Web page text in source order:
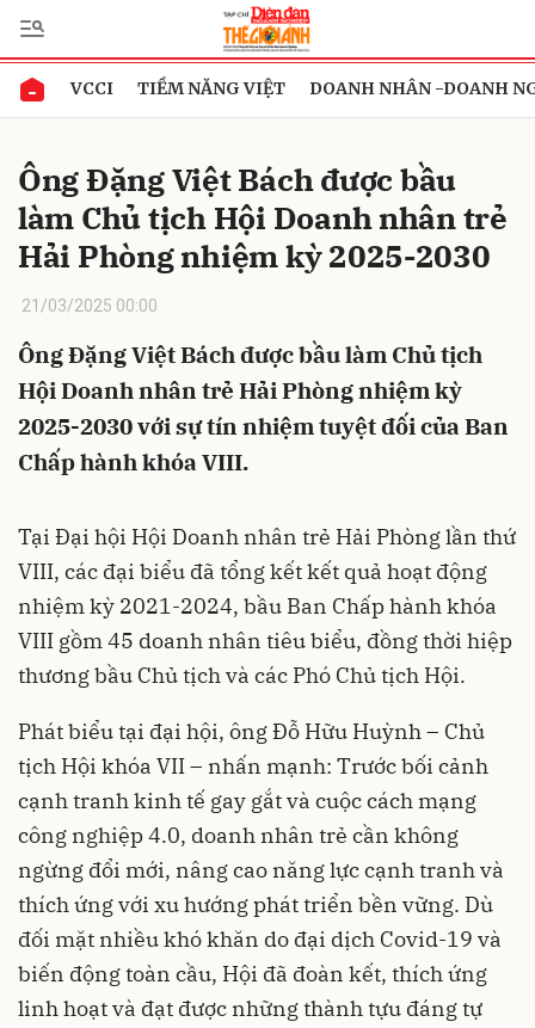
VCCI TIỀM NĂNG VIỆT DOANH NHÂN -DOANH
Ông Đặng Việt Bách được bầu
làm Chủ tịch Hội Doanh nhân trẻ
Hải Phòng nhiệm kỳ 2025-2030
21/03/2025 00:00
Ông Đặng Việt Bách được bầu làm Chủ tịch
Hội Doanh nhân trẻ Hải Phòng nhiệm kỳ
2025-2030 với sự tín nhiệm tuyệt đối của Ban
Chấp hành khóa VIII.
Tại Đại hội Hội Doanh nhân trẻ Hải Phòng lần thứ
VIII, các đại biểu đã tổng kết kết quả hoạt động
nhiệm kỳ 2021-2024, bầu Ban Chấp hành khóa
VIII gồm 45 doanh nhân tiêu biểu, đồng thời hiệp
thương bầu Chủ tịch và các Phó Chủ tịch Hội.
Phát biểu tại đại hội, ông Đỗ Hữu Huỳnh – Chủ
tịch Hội khóa VII – nhấn mạnh: Trước bối cảnh
cạnh tranh kinh tế gay gắt và cuộc cách mạng
công nghiệp 4.0, doanh nhân trẻ cần không
ngừng đổi mới, nâng cao năng lực cạnh tranh và
thích ứng với xu hướng phát triển bền vững. Dù
đối mặt nhiều khó khăn do đại dịch Covid-19 và
biến động toàn cầu, Hội đã đoàn kết, thích ứng
linh hoạt và đạt được những thành tựu đáng tự
Gửi bình luận
Hủy Gửi